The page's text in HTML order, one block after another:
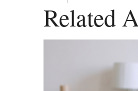
Related